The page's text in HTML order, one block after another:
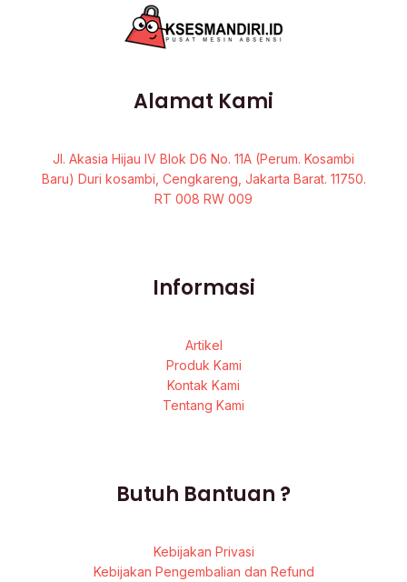
Alamat Kami
Jl. Akasia Hijau IV Blok D6 No. 11A (Perum. Kosambi
Baru) Duri kosambi, Cengkareng, Jakarta Barat. 11750.
RT 008 RW 009
Informasi
Artikel
Produk Kami
Kontak Kami
Tentang Kami
Butuh Bantuan ?
Kebijakan Privasi
Kebijakan Pengembalian dan Refund